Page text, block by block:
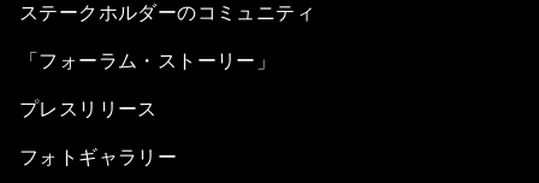
ステークホルダーのコミュニティ
「フォーラム・ストーリー」
プレスリリース
フォトギャラリー